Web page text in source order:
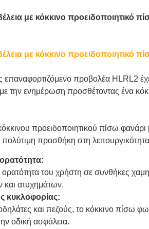
με κόκκινο προειδοποιητικό
με κόκκινο προειδοποιητικό
προβολέα HLRL2
την ενημέρωση προσθέτοντας ένα
προειδοποιητικού πίσω φανάρι
πολύτιμη προσθήκη στη
ορατότητα του χρήστη σε συνθήκες
ατυχημάτων.
κυκλοφορίας:
και πεζούς, το κόκκινο πίσω
οδική ασφάλεια.